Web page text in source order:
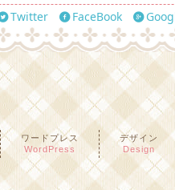
Twitter FaceBook
ワードプレス
WordPress
デザイン
Design